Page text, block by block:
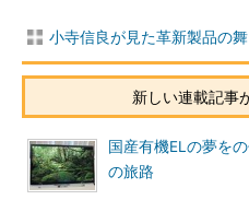
小寺信良が見た革新製品の
新しい連載記事
国産有機ELの夢を
の旅路